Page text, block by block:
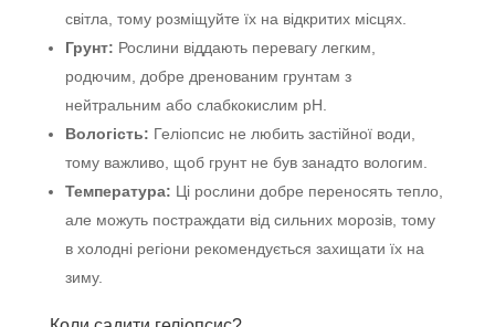
світла, тому розміщуйте їх на відкритих місцях.
Грунт: Рослини віддають перевагу легким,
родючим, добре дренованим грунтам з
нейтральним або слабкокислим pH.
Вологість: Геліопсис не любить застійної води,
тому важливо, щоб грунт не був занадто вологим.
Температура: Ці рослини добре переносять тепло,
але можуть постраждати від сильних морозів, тому
в холодні регіони рекомендується захищати їх на
зиму.